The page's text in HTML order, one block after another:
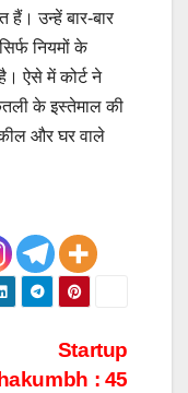
हैं। उन्हें बार-बार
नियमों के
ऐसे में कोर्ट ने
के इस्तेमाल की
और घर वाले
Startup
: 45